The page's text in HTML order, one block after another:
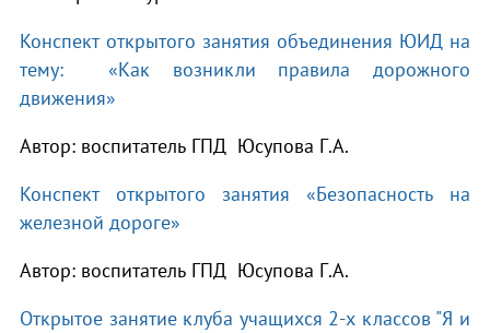
Конспект открытого занятия объединения ЮИД на
тему: «Как возникли правила дорожного
движения»
Автор: воспитатель ГПД Юсупова Г.А.
Конспект открытого занятия «Безопасность на
железной дороге»
Автор: воспитатель ГПД Юсупова Г.А.
Открытое занятие клуба учащихся 2-х классов "Я и